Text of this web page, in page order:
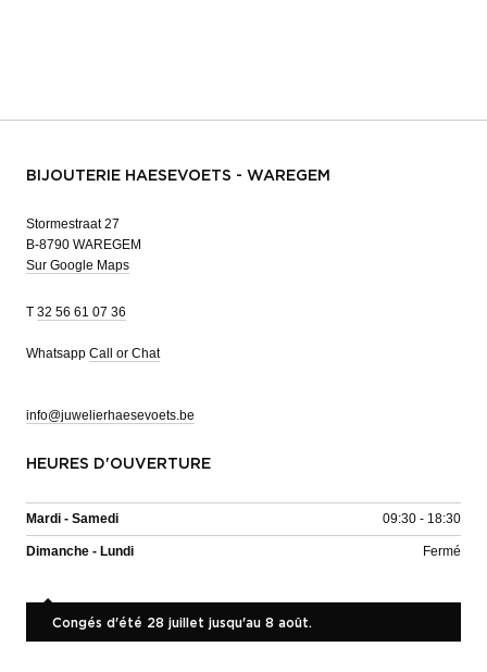
BIJOUTERIE HAESEVOETS - WAREGEM
Stormestraat 27
B-8790 WAREGEM
Sur Google Maps
T 32 56 61 07 36
Whatsapp Call or Chat
info@juwelierhaesevoets.be
HEURES D'OUVERTURE
Mardi - Samedi 09:30 - 18:30
Dimanche - Lundi Fermé
Congés d'été 28 juillet jusqu'au 8 août.